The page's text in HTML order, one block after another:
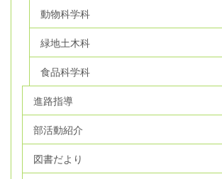
動物科学科
緑地土木科
食品科学科
進路指導
部活動紹介
図書だより